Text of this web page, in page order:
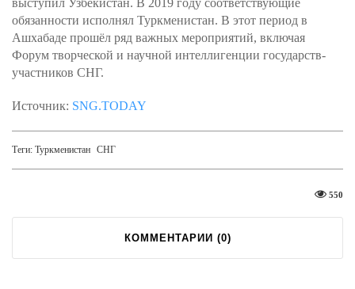
выступил Узбекистан. В 2019 году соответствующие
обязанности исполнял Туркменистан. В этот период в
Ашхабаде прошёл ряд важных мероприятий, включая
Форум творческой и научной интеллигенции государств-
участников СНГ.
Источник: SNG.TODAY
Теги: Туркменистан СНГ
550
КОММЕНТАРИИ (0)